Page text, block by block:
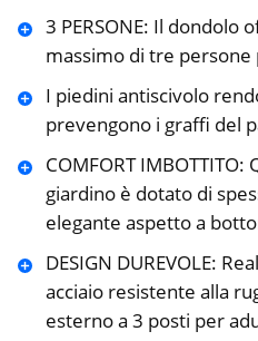
3 PERSONE: Il dondolo
massimo di tre
I piedini antiscivolo
prevengono i graffi del
COMFORT
giardino è dotato di
elegante aspetto a
DESIGN DUREVOLE:
acciaio resistente alla
esterno a 3 posti per